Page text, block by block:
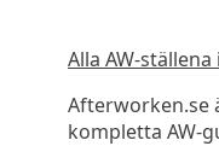
Alla AW-ställena
Afterworken.se
kompletta AW-